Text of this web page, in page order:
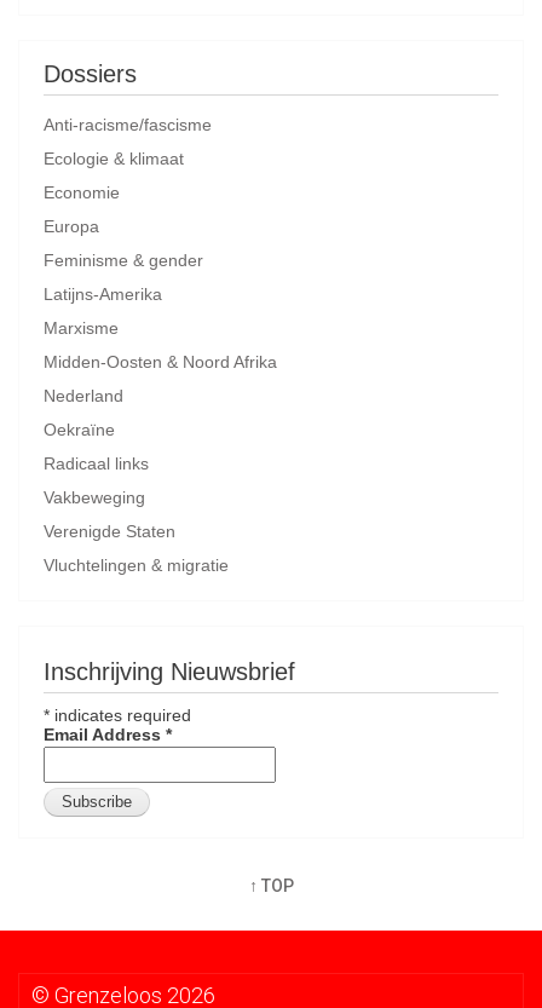
Dossiers
Anti-racisme/fascisme
Ecologie & klimaat
Economie
Europa
Feminisme & gender
Latijns-Amerika
Marxisme
Midden-Oosten & Noord Afrika
Nederland
Oekraïne
Radicaal links
Vakbeweging
Verenigde Staten
Vluchtelingen & migratie
Inschrijving Nieuwsbrief
* indicates required
Email Address *
↑ TOP
© Grenzeloos 2026